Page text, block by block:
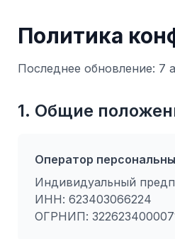
Политика
Последнее обновление: 7
1. Общие
Оператор
Индивидуальный
ИНН: 623403066224
ОГРНИП: